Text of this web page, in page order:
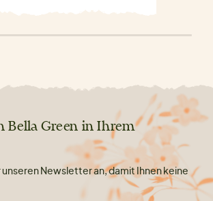
Bella Green in Ihrem
unseren Newsletter an, damit Ihnen keine